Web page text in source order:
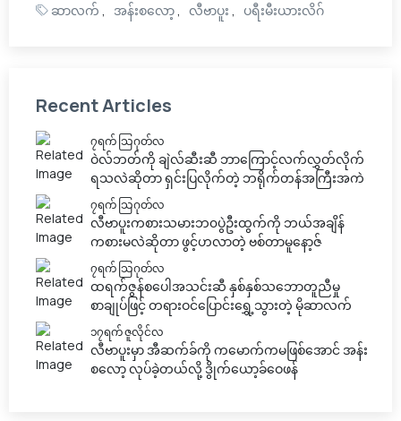
ဆာလက် အန်းစလော့ လီဗာပူး ပရီးမီးယားလိဂ်
Recent Articles
၇ရက် သြဂုတ်လ
ဝဲလ်ဘတ်ကို ချဲလ်ဆီးဆီ ဘာကြောင့်လက်လွှတ်လိုက်
ရသလဲဆိုတာ ရှင်းပြလိုက်တဲ့ ဘရိုက်တန်အကြီးအကဲ
၇ရက် သြဂုတ်လ
လီဗာပူးကစားသမားဘ၀ပွဲဦးထွက်ကို ဘယ်အချိန်
ကစားမလဲဆိုတာ ဖွင့်ဟလာတဲ့ ဗစ်တာမူနော့ဇ်
၇ရက် သြဂုတ်လ
ထရက်ဇွန်စပေါအသင်းဆီ နှစ်နှစ်သဘောတူညီမှု
စာချုပ်ဖြင့် တရားဝင်ပြောင်းရွှေ့သွားတဲ့ မိုဆာလက်
၁၇ရက် ဇူလိုင်လ
လီဗာပူးမှာ အီဆက်ခ်ကို ကမောက်ကမဖြစ်အောင် အန်း
စလော့ လုပ်ခဲ့တယ်လို့ ဒွိုက်ယော့ခ်ဝေဖန်